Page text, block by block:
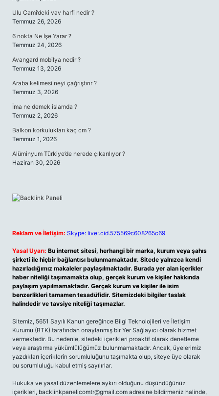
Ulu Cami’deki vav harfi nedir ?
Temmuz 26, 2026
6 nokta Ne İşe Yarar ?
Temmuz 24, 2026
Avangard mobilya nedir ?
Temmuz 13, 2026
Araba kelimesi neyi çağrıştırır ?
Temmuz 3, 2026
İma ne demek islamda ?
Temmuz 2, 2026
Balkon korkulukları kaç cm ?
Temmuz 1, 2026
Alüminyum Türkiye’de nerede çıkarılıyor ?
Haziran 30, 2026
Reklam ve İletişim: Skype: live:.cid.575569c608265c69
Yasal Uyarı: Bu internet sitesi, herhangi bir marka, kurum veya şahıs
şirketi ile hiçbir bağlantısı bulunmamaktadır. Sitede yalnızca kendi
hazırladığımız makaleler paylaşılmaktadır. Burada yer alan içerikler
haber niteliği taşımamakta olup, gerçek kurum ve kişiler hakkında
paylaşım yapılmamaktadır. Gerçek kurum ve kişiler ile isim
benzerlikleri tamamen tesadüfidir. Sitemizdeki bilgiler taslak
halindedir ve tavsiye niteliği taşımazlar.
Sitemiz, 5651 Sayılı Kanun gereğince Bilgi Teknolojileri ve İletişim
Kurumu (BTK) tarafından onaylanmış bir Yer Sağlayıcı olarak hizmet
vermektedir. Bu nedenle, sitedeki içerikleri proaktif olarak denetleme
veya araştırma yükümlülüğümüz bulunmamaktadır. Ancak, üyelerimiz
yazdıkları içeriklerin sorumluluğunu taşımakta olup, siteye üye olarak
bu sorumluluğu kabul etmiş sayılırlar.
Hukuka ve yasal düzenlemelere aykırı olduğunu düşündüğünüz
içerikleri, backlinkpanelicomtr@gmail.com adresine bildirmeniz halinde,